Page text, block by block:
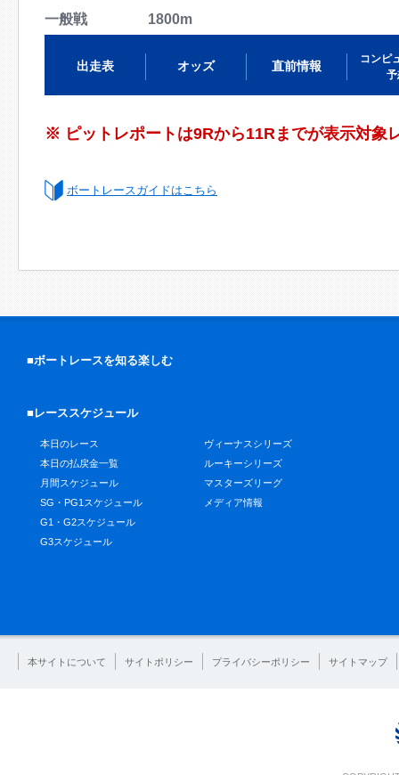
一般戦 1800m
出走表 オッズ 直前情報
コンピ
予
※ ピットレポートは9Rから11Rまでが表示対象
ボートレースガイドはこちら
■ボートレースを知る楽しむ
■レーススケジュール
本日のレース
本日の払戻金一覧
月間スケジュール
SG・PG1スケジュール
G1・G2スケジュール
G3スケジュール
ヴィーナスシリーズ
ルーキーシリーズ
マスターズリーグ
メディア情報
本サイトについて サイトポリシー プライバシーポリシー サイトマップ